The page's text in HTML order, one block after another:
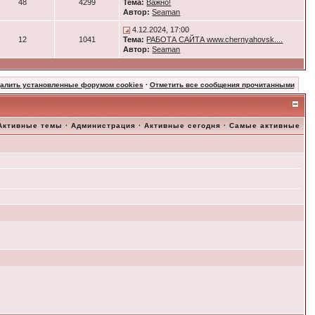
48 4299 Тема: Важно!
Автор: Seaman
12 1041
4.12.2024, 17:00
Тема: РАБОТА САЙТА www.chernyahovsk....
Автор: Seaman
установленные форумом cookies · Отметить все сообщения прочитанными
темы ·Администрация ·Активные сегодня ·Самые активные